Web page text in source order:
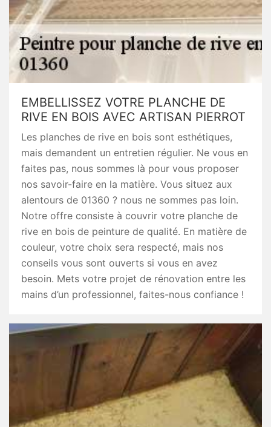
EMBELLISSEZ VOTRE PLANCHE DE
RIVE EN BOIS AVEC ARTISAN PIERROT
Les planches de rive en bois sont esthétiques,
mais demandent un entretien régulier. Ne vous en
faites pas, nous sommes là pour vous proposer
nos savoir-faire en la matière. Vous situez aux
alentours de 01360 ? nous ne sommes pas loin.
Notre offre consiste à couvrir votre planche de
rive en bois de peinture de qualité. En matière de
couleur, votre choix sera respecté, mais nos
conseils vous sont ouverts si vous en avez
besoin. Mets votre projet de rénovation entre les
mains d’un professionnel, faites-nous confiance !